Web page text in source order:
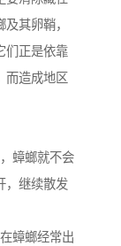
其卵鞘，
们正是依靠
而造成地区
蟑螂就不会
，继续散发
蟑螂经常出